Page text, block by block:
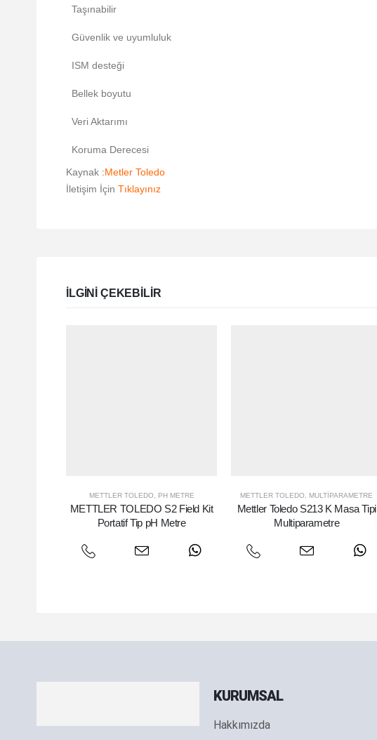
Taşınabilir
Güvenlik ve uyumluluk
ISM desteği
Bellek boyutu
Veri Aktarımı
Koruma Derecesi
Kaynak :Metler Toledo
İletişim İçin Tıklayınız
ILGINI ÇEKEBILIR
METTLER TOLEDO, PH METRE
METTLER TOLEDO S2 Field Kit
Portatif Tip pH Metre
METTLER TOLEDO, MULTIPARAMETRE
Mettler Toledo S213 K Masa Tipi
Multiparametre
KURUMSAL
Hakkımızda